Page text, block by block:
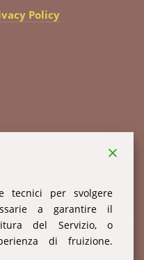
Policy
tecnici per svolgere
a garantire il
del Servizio, o
di fruizione.